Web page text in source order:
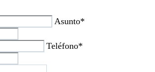
Asunto*
Teléfono*